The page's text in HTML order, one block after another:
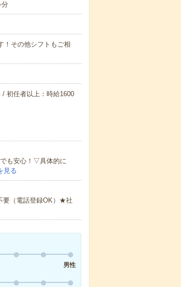
！その他シフトもご相
初任者以上：時給1600
も安心！▽具体的に
見る
要（電話登録OK）★社
男性